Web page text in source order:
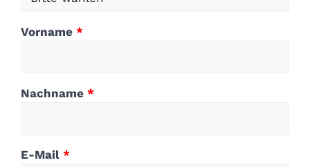
Vorname *
Nachname *
E-Mail *